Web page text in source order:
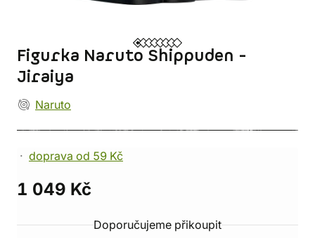
Figurka Naruto Shippuden -
Jiraiya
Naruto
doprava od 59 Kč
1 049 Kč
Doporučujeme přikoupit